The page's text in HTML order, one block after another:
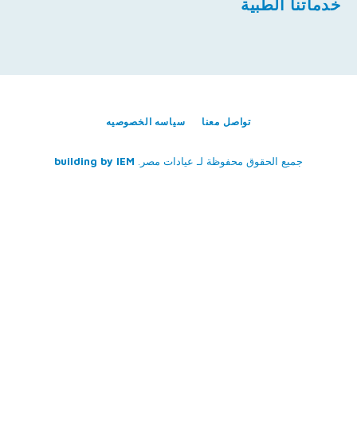
خدماتنا الطبية
تواصل معنا سياسه الخصوصيه
جميع الحقوق محفوظة لـ عيادات مصر building by IEM